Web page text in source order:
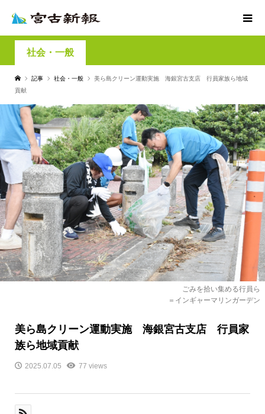
社会・一般
記事 社会・一般
美ら島クリーン運動実施 海銀宮古支店 行員家族ら地域
貢献
ごみを拾い集める行員ら
＝インギャーマリンガーデン
美ら島クリーン運動実施 海銀宮古支店 行員家
族ら地域貢献
2025.07.05 77 views